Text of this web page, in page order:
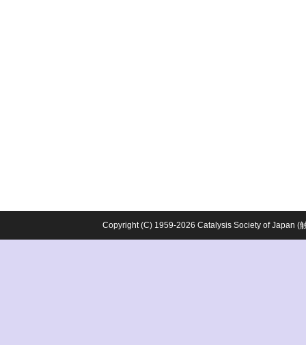
Copyright (C) 1959-2026 Catalysis Society of Japan (